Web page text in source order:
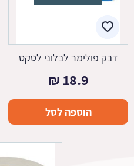
דבק פולימר לבלוני לטקס
18.9
₪
הוספה לסל